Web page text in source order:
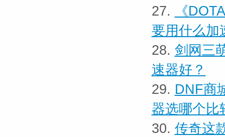
27.
《
要用什么加
28. 剑网三
速器好？
29. DNF商
器选哪个比
30. 传奇这